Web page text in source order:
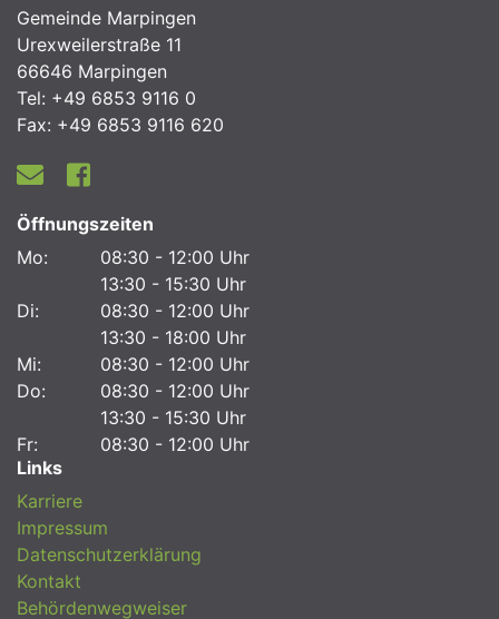
Gemeinde Marpingen
Urexweilerstraße 11
66646 Marpingen
Tel: +49 6853 9116 0
Fax: +49 6853 9116 620
Öffnungszeiten
Mo:
08:30 - 12:00 Uhr
13:30 - 15:30 Uhr
Di:
08:30 - 12:00 Uhr
13:30 - 18:00 Uhr
Mi:
08:30 - 12:00 Uhr
Do:
08:30 - 12:00 Uhr
13:30 - 15:30 Uhr
Fr:
08:30 - 12:00 Uhr
Links
Karriere
Impressum
Datenschutzerklärung
Kontakt
Behördenwegweiser